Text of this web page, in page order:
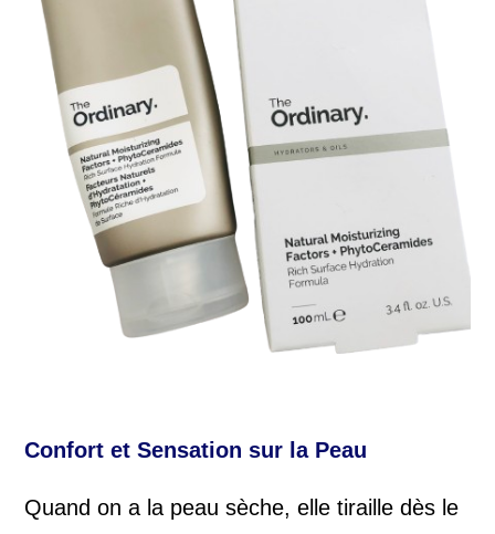
Confort et Sensation sur la Peau
Quand on a la peau sèche, elle tiraille dès le